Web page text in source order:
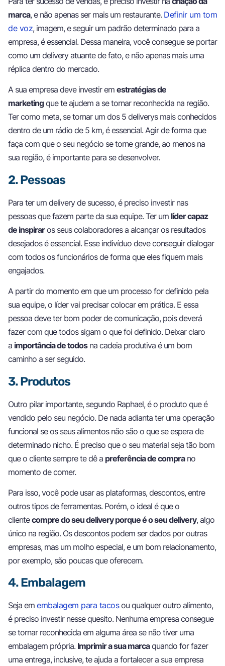
marca, e não apenas ser mais um restaurante. Definir um tom
de voz, imagem, e seguir um padrão determinado para a
empresa, é essencial. Dessa maneira, você consegue se portar
como um delivery atuante de fato, e não apenas mais uma
réplica dentro do mercado.
A sua empresa deve investir em estratégias de
marketingque te ajudem a se tornar reconhecida na região.
Ter como meta, se tornar um dos 5 deliverys mais conhecidos
dentro de um rádio de 5 km, é essencial. Agir de forma que
faça com que o seu negócio se torne grande, ao menos na
sua região, é importante para se desenvolver.
2. Pessoas
Para ter um delivery de sucesso, é preciso investir nas
pessoas que fazem parte da sua equipe. Ter um líder capaz
de inspiraros seus colaboradores a alcançar os resultados
desejados é essencial. Esse indivíduo deve conseguir dialogar
com todos os funcionários de forma que eles fiquem mais
engajados.
A partir do momento em que um processo for definido pela
sua equipe, o líder vai precisar colocar em prática. E essa
pessoa deve ter bom poder de comunicação, pois deverá
fazer com que todos sigam o que foi definido. Deixar claro
a importância de todosna cadeia produtiva é um bom
caminho a ser seguido.
3. Produtos
Outro pilar importante, segundo Raphael, é o produto que é
vendido pelo seu negócio. De nada adianta ter uma operação
funcional se os seus alimentos não são o que se espera de
determinado nicho. É preciso que o seu material seja tão bom
que o cliente sempre te dê a preferência de comprano
momento de comer.
Para isso, você pode usar as plataformas, descontos, entre
outros tipos de ferramentas. Porém, o ideal é que o
clientecompre do seu delivery porque é o seu delivery, algo
único na região. Os descontos podem ser dados por outras
empresas, mas um molho especial, e um bom relacionamento,
por exemplo, são poucas que oferecem.
4. Embalagem
Seja em embalagem para tacosou qualquer outro alimento,
é preciso investir nesse quesito. Nenhuma empresa consegue
se tornar reconhecida em alguma área se não tiver uma
embalagem própria. Imprimir a sua marcaquando for fazer
uma entrega, inclusive, te ajuda a fortalecer a sua empresa